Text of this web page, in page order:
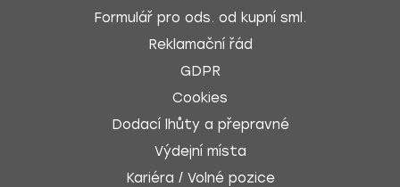
Formulář pro ods. od kupní sml.
Reklamační řád
GDPR
Cookies
Dodací lhůty a přepravné
Výdejní místa
Kariéra / Volné pozice